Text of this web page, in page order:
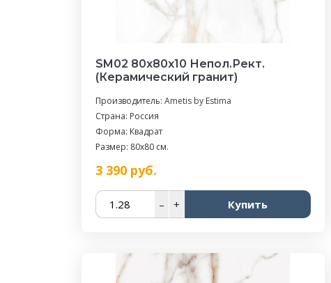
SM02 80x80x10 Непол.Рект.
(Керамический гранит)
Производитель: Ametis by Estima
Страна: Россия
Форма: Квадрат
Размер: 80x80 см.
3 390 руб.
– + Купить